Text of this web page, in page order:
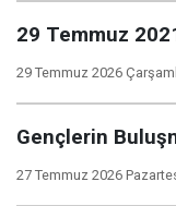
29 Temmuz
29 Temmuz 2026
Gençlerin
27 Temmuz 2026